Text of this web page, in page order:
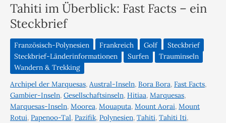
Tahiti im Überblick: Fast Facts – ein
Steckbrief
Französisch-Polynesien Frankreich Golf
Steckbrief
Steckbrief-Länderinformationen
Surfen
Trauminseln
Wandern & Trekking
Archipel der Marquesas, Austral-Inseln, Bora Bora, Fast Facts,
Gambier-Inseln, Gesellschaftsinseln, Hitiaa, Marquesas,
Marquesas-Inseln, Moorea, Mouaputa, Mount Aorai, Mount
Rotui, Papenoo-Tal, Pazifik, Polynesien, Tahiti, Tahiti Iti,